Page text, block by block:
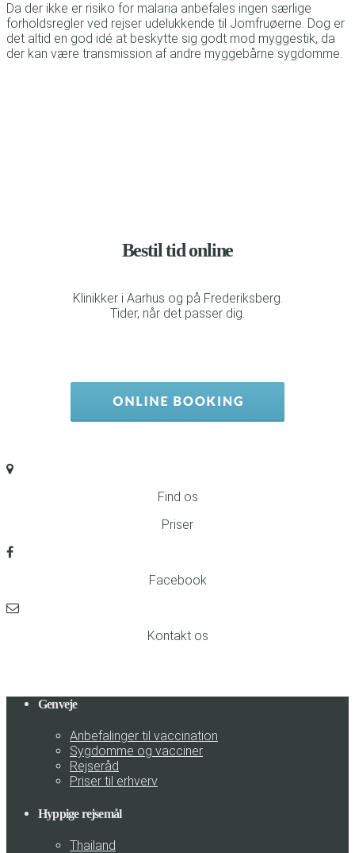
Da der ikke er risiko for malaria anbefales ingen særlige
forholdsregler ved rejser udelukkende til Jomfruøerne. Dog er
det altid en god idé at beskytte sig godt mod myggestik, da
der kan være transmission af andre myggebårne sygdomme.
Bestil tid online
Klinikker i Aarhus og på Frederiksberg.
Tider, når det passer dig.
Find os
Priser
Facebook
Kontakt os
Genveje
Anbefalinger til vaccination
Sygdomme og vacciner
Rejseråd
Priser til erhverv
Hyppige rejsemål
Thailand